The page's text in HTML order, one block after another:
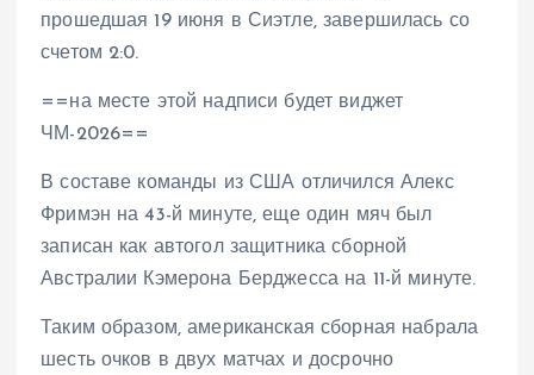
прошедшая 19 июня в Сиэтле, завершилась со
счетом 2:0.
==на месте этой надписи будет виджет
ЧМ-2026==
В составе команды из США отличился Алекс
Фримэн на 43-й минуте, еще один мяч был
записан как автогол защитника сборной
Австралии Кэмерона Берджесса на 11-й минуте.
Таким образом, американская сборная набрала
шесть очков в двух матчах и досрочно